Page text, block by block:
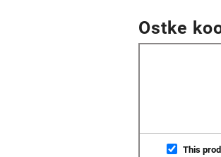
Ostke
This